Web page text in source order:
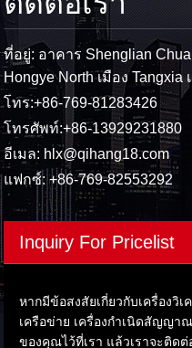
ที่อยู่: อาคาร Shenglian
Hongye North เมือง Tangxia
โทร:+86-769-81283426
โทรศัพท์:+86-13929231880
อีเมล: hlx@qihang18.com
แฟกซ์: +86-769-82553292
Inquiry For Pricelist
หากมีข้อสงสัยเกี่ยวกับเครื่องวิเ
เครือข่าย เครื่องกำเนิดสัญญา
ของคุณไว้ที่เรา แล้วเราจะติด